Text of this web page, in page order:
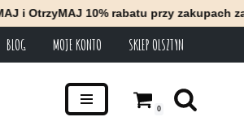
10% rabatu przy zakupach za
BLOG MOJE KONTO SKLEP OLSZTYN
0